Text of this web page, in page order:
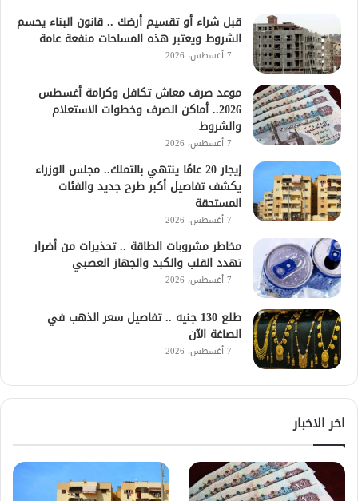
قبل شراء أو تقسيم أرضك .. قانون البناء يحسم
الشروط ويعتبر هذه المساحات منفعة عامة
7 أغسطس، 2026
موعد صرف معاش تكافل وكرامة أغسطس
2026.. أماكن الصرف وخطوات الاستعلام
والشروط
7 أغسطس، 2026
إيجار 20 عامًا ينتهي بالتملك.. مجلس الوزراء
يكشف تفاصيل أكبر طرح جديد والفئات
المستحقة
7 أغسطس، 2026
مخاطر مشروبات الطاقة .. تحذيرات من أضرار
تهدد القلب والكبد والجهاز العصبي
7 أغسطس، 2026
طلع 130 جنيه .. تفاصيل سعر الذهب في
الصاغة الآن
7 أغسطس، 2026
اخر الاخبار